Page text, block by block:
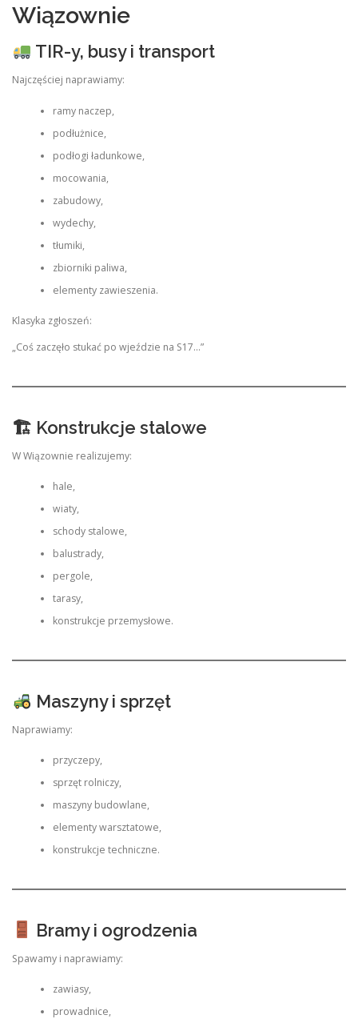
Wiązownie
TIR-y, busy i transport
Najczęściej naprawiamy:
ramy naczep,
podłużnice,
podłogi ładunkowe,
mocowania,
zabudowy,
wydechy,
tłumiki,
zbiorniki paliwa,
elementy zawieszenia.
Klasyka zgłoszeń:
„Coś zaczęło stukać po wjeździe na S17…”
🏗 Konstrukcje stalowe
W Wiązownie realizujemy:
hale,
wiaty,
schody stalowe,
balustrady,
pergole,
tarasy,
konstrukcje przemysłowe.
Maszyny i sprzęt
Naprawiamy:
przyczepy,
sprzęt rolniczy,
maszyny budowlane,
elementy warsztatowe,
konstrukcje techniczne.
Bramy i ogrodzenia
Spawamy i naprawiamy:
zawiasy,
prowadnice,